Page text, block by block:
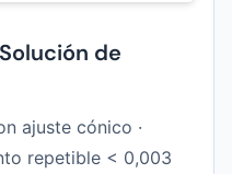
de
ajuste cónico ·
repetible < 0,003